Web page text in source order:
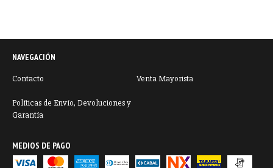
NAVEGACIÓN
Contacto Venta Mayorista
Políticas de Envío, Devoluciones y
Garantía
MEDIOS DE PAGO